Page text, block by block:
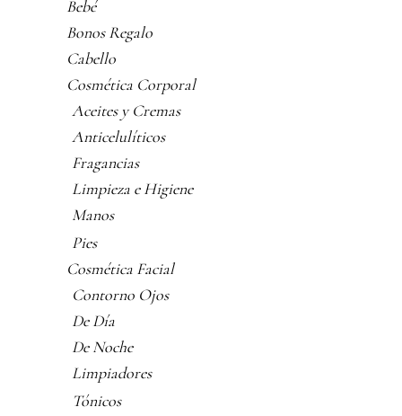
Bebé
Bonos Regalo
Cabello
Cosmética Corporal
Aceites y Cremas
Anticelulíticos
Fragancias
Limpieza e Higiene
Manos
Pies
Cosmética Facial
Contorno Ojos
De Día
De Noche
Limpiadores
Tónicos